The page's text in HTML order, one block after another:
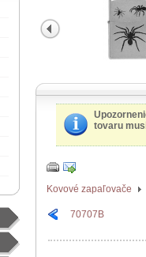
tovaru
Kovové zapaľovače
70707B